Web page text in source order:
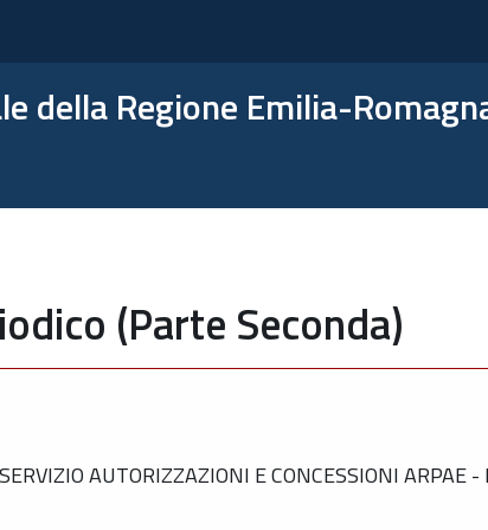
della Regione Emilia-
(Parte Seconda)
AUTORIZZAZIONI E CONCESSIONI ARPAE